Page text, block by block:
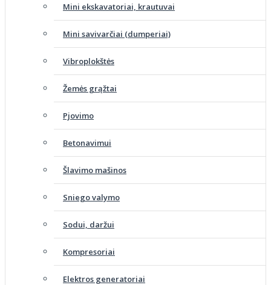
Mini ekskavatoriai, krautuvai
Mini savivarčiai (dumperiai)
Vibroplokštės
Žemės grąžtai
Pjovimo
Betonavimui
Šlavimo mašinos
Sniego valymo
Sodui, daržui
Kompresoriai
Elektros generatoriai